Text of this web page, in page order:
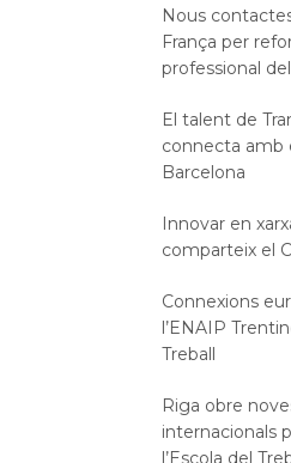
Nous
França per
professional
El talent de
connecta amb
Barcelona
Innovar en
comparteix el
Connexions
l’ENAIP
Treball
Riga obre
internacionals
l’Escola del